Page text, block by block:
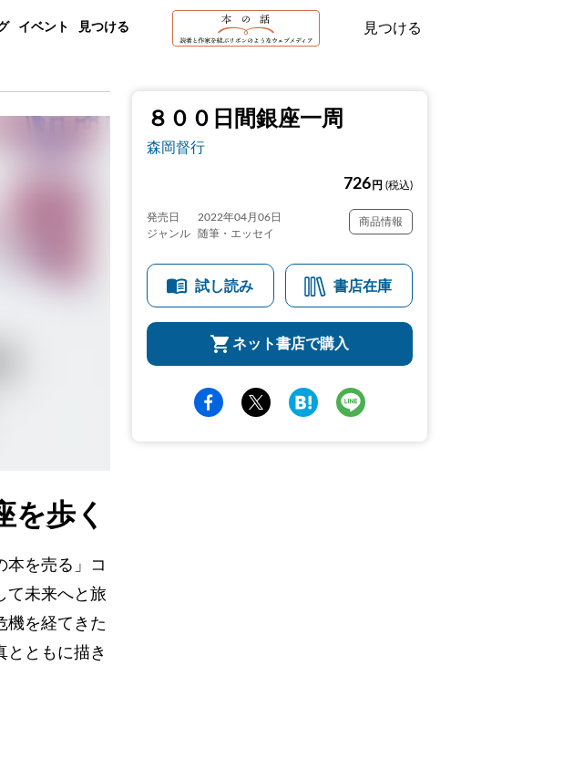
イベント 見つける 見つける
８００日間銀座一周
森岡督行
726 円 (税込)
発売日
2022年04月06日
ジャンル
随筆・エッセイ
商品情報
試し読み 書店在庫
ネット書店で購入
を歩く
本を売る」コ
て未来へと旅
機を経てきた
とともに描き